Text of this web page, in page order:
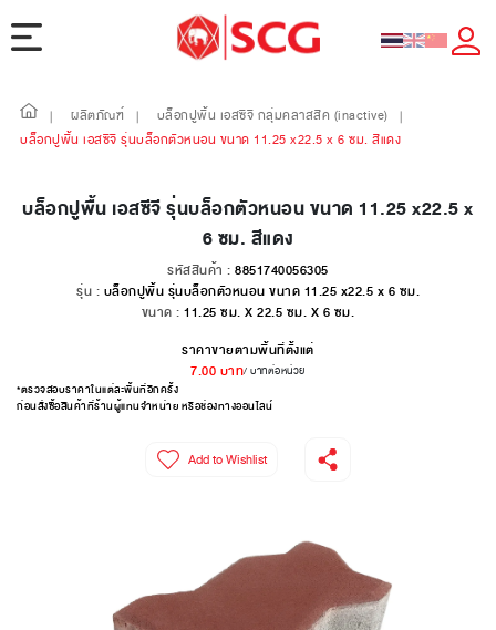
| ผลิตภัณฑ์ | บล็อกปูพื้น เอสซีจี กลุ่มคลาสสิค (inactive)
|
บล็อกปูพื้น เอสซีจี รุ่นบล็อกตัวหนอน ขนาด 11.25 x22.5 x 6 ซม. สีแดง
บล็อกปูพื้น เอสซีจี รุ่นบล็อกตัวหนอน ขนาด 11.25 x22.5 x
6 ซม. สีแดง
รหัสสินค้า : 8851740056305
รุ่น : บล็อกปูพื้น รุ่นบล็อกตัวหนอน ขนาด 11.25 x22.5 x 6 ซม.
ขนาด : 11.25 ซม. X 22.5 ซม. X 6 ซม.
ราคาขายตามพื้นที่ตั้งแต่
7.00 บาท/ บาทต่อหน่วย
*ตรวจสอบราคาในแต่ละพื้นที่อีกครั้ง
ก่อนสั่งซื้อสินค้าที่ร้านผู้แทนจำหน่าย หรือช่องทางออนไลน์
Add to Wishlist